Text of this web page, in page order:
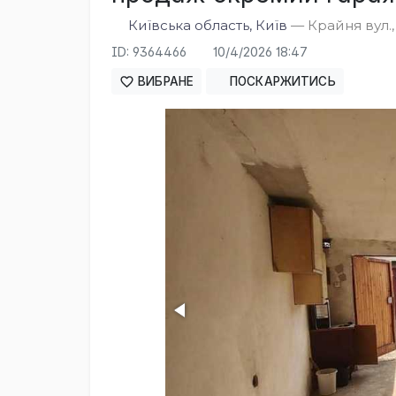
Київська область, Київ — Крайня вул.,
ID: 9364466 10/4/2026 18:47
ВИБРАНЕ ПОСКАРЖИТИСЬ